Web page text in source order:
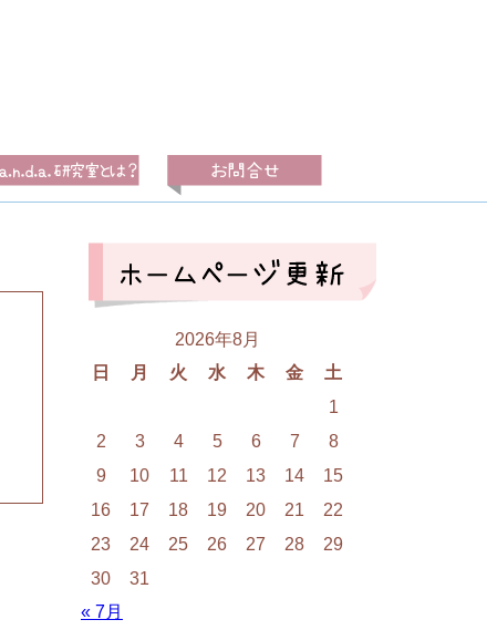
2026年8月
日
月 火 水 木 金
土
1
2
3 4 5 6 7
8
9
10 11 12 13 14
15
16
17 18 19 20 21
22
23
24 25 26 27 28
29
30
31
« 7月